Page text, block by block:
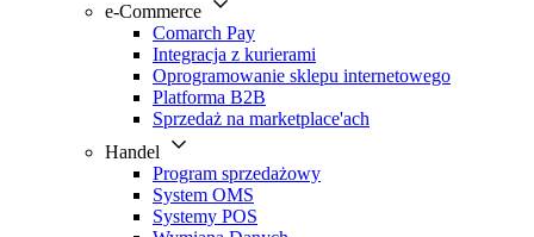
e-Commerce
Comarch Pay
Integracja z kurierami
Oprogramowanie sklepu internetowego
Platforma B2B
Sprzedaż na marketplace'ach
Handel
Program sprzedażowy
System OMS
Systemy POS